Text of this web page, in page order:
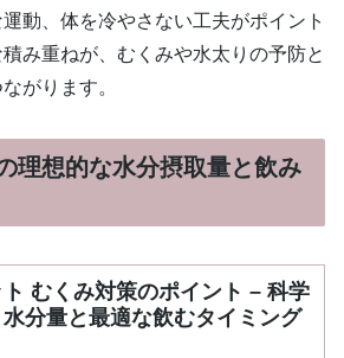
動、体を冷やさない工夫がポイント
み重ねが、むくみや水太りの予防と
がります。
理想的な水分摂取量と飲み
むくみ対策のポイント – 科学
分量と最適な飲むタイミング